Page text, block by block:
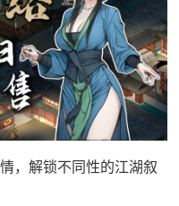
，解锁不同性的江湖叙